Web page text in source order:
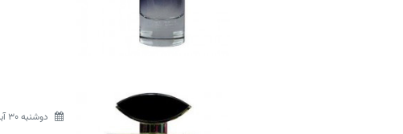
دوشنبه 30 آبان 1401